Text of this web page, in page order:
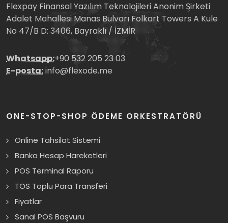
Flexpay Finansal Yazılım Teknolojileri Anonim Şirketi
Adalet Mahallesi Manas Bulvarı Folkart Towers A Kule
No 47/B D: 3406, Bayraklı / İZMİR
Whatsapp:+90 532 205 23 03
E-posta:info@flexode.me
ONE-STOP-SHOP ÖDEME ORKESTRATÖRÜ
Online Tahsilat Sistemi
Banka Hesap Hareketleri
POS Terminal Raporu
TÖS Toplu Para Transferi
Fiyatlar
Sanal POS Başvuru